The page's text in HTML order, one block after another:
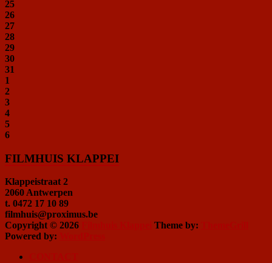
25
26
27
28
29
30
31
1
2
3
4
5
6
FILMHUIS KLAPPEI
Klappeistraat 2
2060 Antwerpen
t. 0472 17 10 89
filmhuis@proximus.be
Copyright © 2026
Theme by:
Powered by: